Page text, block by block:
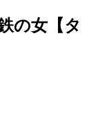
の女【タ